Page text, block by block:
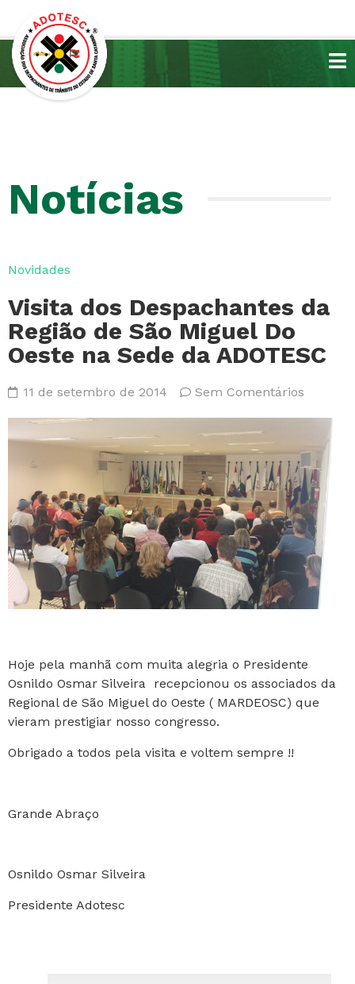
Notícias
Novidades
Visita dos Despachantes da
Região de São Miguel Do
Oeste na Sede da ADOTESC
11 de setembro de 2014 Sem Comentários
Hoje pela manhã com muita alegria o Presidente
Osnildo Osmar Silveira recepcionou os associados da
Regional de São Miguel do Oeste ( MARDEOSC) que
vieram prestigiar nosso congresso.
Obrigado a todos pela visita e voltem sempre !!
Grande Abraço
Osnildo Osmar Silveira
Presidente Adotesc